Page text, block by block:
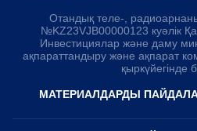
Отандық теле-,
№KZ23VJB00000123 куәлік
Инвестициялар және даму
ақпараттандыру және ақпарат
қыркүйегінде
МАТЕРИАЛДАРДЫ